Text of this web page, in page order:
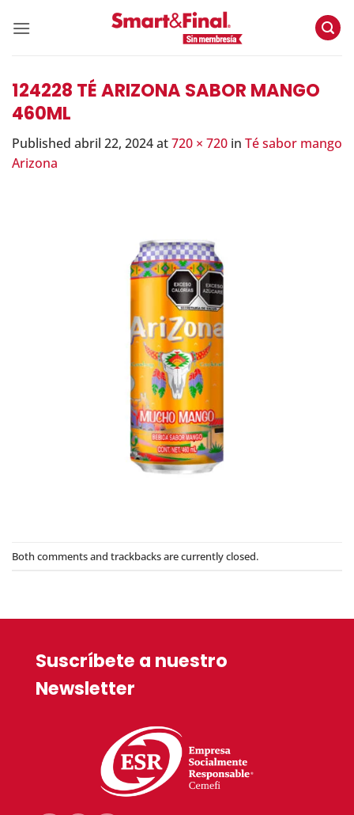
124228 TÉ ARIZONA SABOR MANGO
460ML
Published abril 22, 2024at720 × 720 in Té sabor mango
Arizona
Both comments and trackbacks are currently closed.
Suscríbete a nuestro
Newsletter